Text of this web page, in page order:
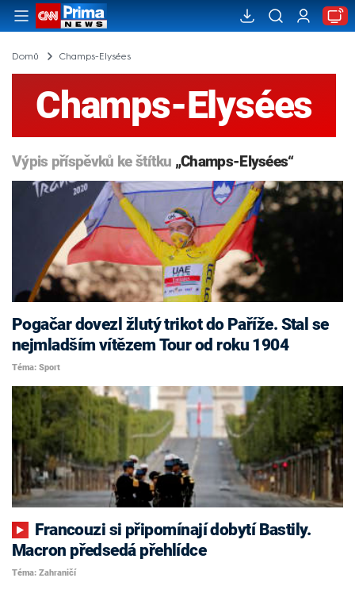
Domů Champs-Elysées
Champs-Elysées
Výpis příspěvků ke štítku „Champs-Elysées“
Pogačar dovezl žlutý trikot do Paříže. Stal se
nejmladším vítězem Tour od roku 1904
Téma: Sport
Macron předsedá přehlídce
Téma: Zahraničí